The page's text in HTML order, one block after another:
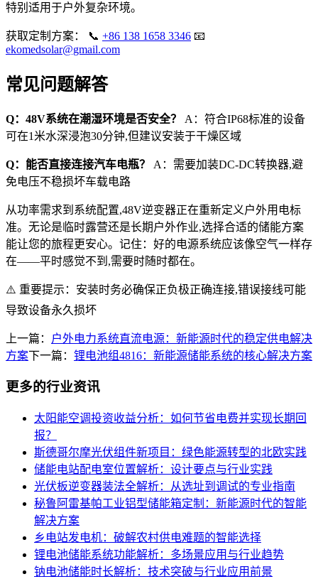
特别适用于户外复杂环境。
获取定制方案： 📞 +86 138 1658 3346 📧
ekomedsolar@gmail.com
常见问题解答
Q：48V系统在潮湿环境是否安全？
A：符合IP68标准的设备
可在1米水深浸泡30分钟,但建议安装于干燥区域
Q：能否直接连接汽车电瓶？
A：需要加装DC-DC转换器,避
免电压不稳损坏车载电路
从功率需求到系统配置,48V逆变器正在重新定义户外用电标
准。无论是临时露营还是长期户外作业,选择合适的储能方案
能让您的旅程更安心。记住：好的电源系统应该像空气一样存
在——平时感觉不到,需要时随时都在。
⚠️ 重要提示：安装时务必确保正负极正确连接,错误接线可能
导致设备永久损坏
上一篇：
户外电力系统直流电源：新能源时代的稳定供电解决
方案下一篇： 锂电池组4816：新能源储能系统的核心解决方案
更多的行业资讯
太阳能空调投资收益分析：如何节省电费并实现长期回
报？
斯德哥尔摩光伏组件新项目：绿色能源转型的北欧实践
储能电站配电室位置解析：设计要点与行业实践
光伏板逆变器装法全解析：从选址到调试的专业指南
秘鲁阿雷基帕工业铝型储能箱定制：新能源时代的智能
解决方案
乡电站发电机：破解农村供电难题的智能选择
锂电池储能系统功能解析：多场景应用与行业趋势
钠电池储能时长解析：技术突破与行业应用前景